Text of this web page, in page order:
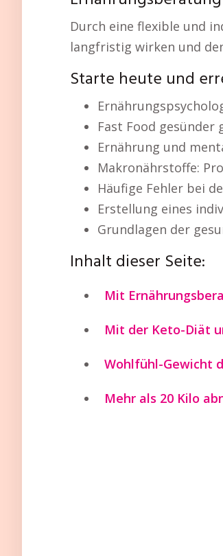
Durch eine flexible und
langfristig wirken und
Starte heute und
Fast Food gesünder
Ernährung und
Makronährstoffe:
Häufige Fehler bei
Erstellung eines
Grundlagen der
Inhalt dieser Seite:
Mit
Mit der Keto-Diät
Wohlfühl-Gewicht
Mehr als 20 Kilo